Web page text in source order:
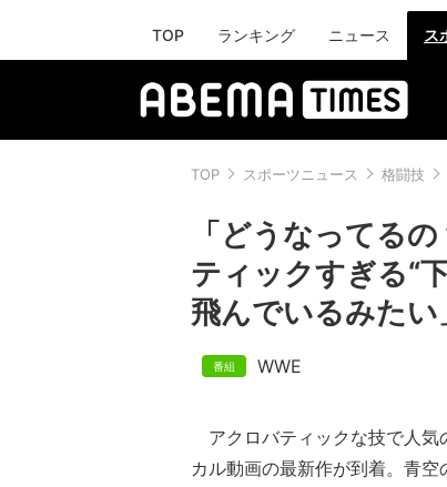
TOP ランキング ニュース ス
TOP スポーツニュース 格闘技
「どうなってる
ティックすぎる“
飛んでいるみたい
WWE
アクロバティックな技で人気
カル動画の最新作が到着。青